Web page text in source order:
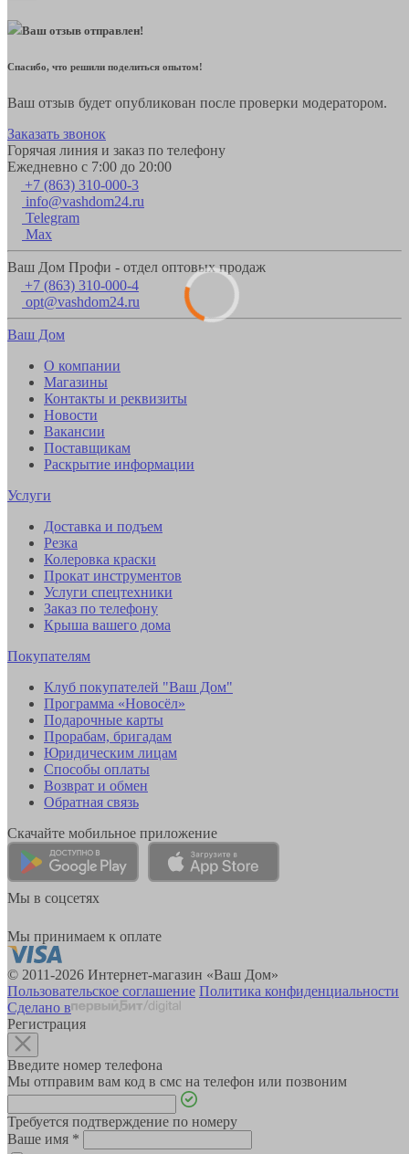
Ваш отзыв отправлен!
Спасибо, что решили поделиться опытом!
Ваш отзыв будет опубликован после проверки модератором.
Заказать звонок
Горячая линия и заказ по телефону
Ежедневно с 7:00 до 20:00
+7 (863) 310-000-3
info@vashdom24.ru
Telegram
Max
Ваш Дом Профи - отдел оптовых продаж
+7 (863) 310-000-4
opt@vashdom24.ru
Ваш Дом
О компании
Магазины
Контакты и реквизиты
Новости
Вакансии
Поставщикам
Раскрытие информации
Услуги
Доставка и подъем
Резка
Колеровка краски
Прокат инструментов
Услуги спецтехники
Заказ по телефону
Крыша вашего дома
Покупателям
Клуб покупателей "Ваш Дом"
Программа «Новосёл»
Подарочные карты
Прорабам, бригадам
Юридическим лицам
Способы оплаты
Возврат и обмен
Обратная связь
Скачайте мобильное приложение
Мы в соцсетях
Мы принимаем к оплате
© 2011-2026 Интернет-магазин «Ваш Дом»
Пользовательское соглашение Политика конфиденциальности
Сделано в
Регистрация
Введите номер телефона
Мы отправим вам код в смс на телефон или позвоним
Требуется подтверждение по номеру
Ваше имя *